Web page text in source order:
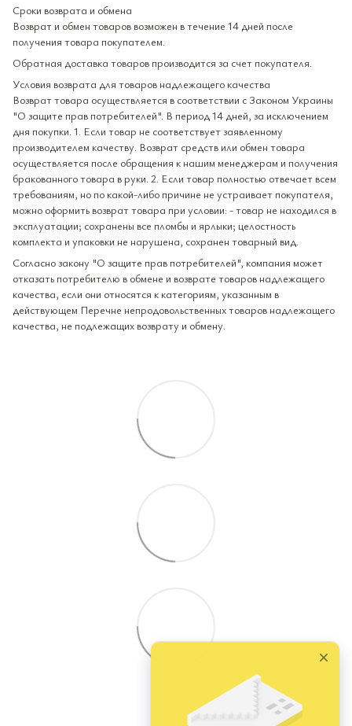
Сроки возврата и обмена
Возврат и обмен товаров возможен в течение 14 дней после
получения товара покупателем.
Обратная доставка товаров производится за счет покупателя.
Условия возврата для товаров надлежащего качества
Возврат товара осуществляется в соответствии с Законом Украины
"О защите прав потребителей". В период 14 дней, за исключением
дня покупки. 1. Если товар не соответствует заявленному
производителем качеству. Возврат средств или обмен товара
осуществляется после обращения к нашим менеджерам и получения
бракованного товара в руки. 2. Если товар полностью отвечает всем
требованиям, но по какой-либо причине не устраивает покупателя,
можно оформить возврат товара при условии: - товар не находился в
эксплуатации; сохранены все пломбы и ярлыки; целостность
комплекта и упаковки не нарушена, сохранен товарный вид.
Согласно закону "О защите прав потребителей", компания может
отказать потребителю в обмене и возврате товаров надлежащего
качества, если они относятся к категориям, указанным в
действующем Перечне непродовольственных товаров надлежащего
качества, не подлежащих возврату и обмену.